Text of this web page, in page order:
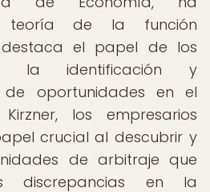
teoría de la función
destaca el papel de los
la identificación y
de oportunidades en el
los empresarios
crucial al descubrir y
de arbitraje que
discrepancias en la